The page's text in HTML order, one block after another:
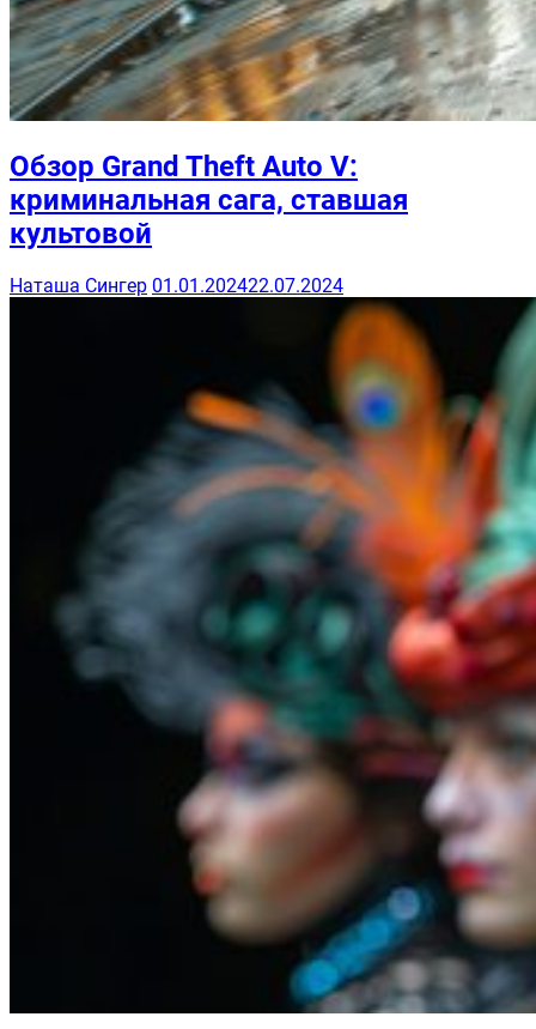
Обзор Grand Theft Auto V:
криминальная сага, ставшая
культовой
Наташа Сингер 01.01.202422.07.2024